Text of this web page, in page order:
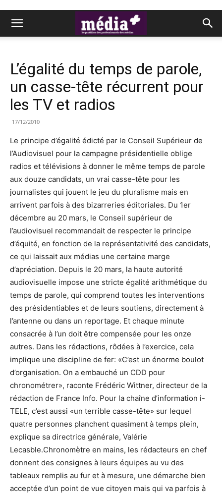
L’égalité du temps de parole,
un casse-tête récurrent pour
les TV et radios
17/12/2010
Le principe d’égalité édicté par le Conseil Supérieur de
l’Audiovisuel pour la campagne présidentielle oblige
radios et télévisions à donner le même temps de parole
aux douze candidats, un vrai casse-tête pour les
journalistes qui jouent le jeu du pluralisme mais en
arrivent parfois à des bizarreries éditoriales. Du 1er
décembre au 20 mars, le Conseil supérieur de
l’audiovisuel recommandait de respecter le principe
d’équité, en fonction de la représentativité des candidats,
ce qui laissait aux médias une certaine marge
d’apréciation. Depuis le 20 mars, la haute autorité
audiovisuelle impose une stricte égalité arithmétique du
temps de parole, qui comprend toutes les interventions
des présidentiables et de leurs soutiens, directement à
l’antenne ou dans un reportage. Et chaque minute
consacrée à l’un doit être compensée pour les onze
autres. Dans les rédactions, rôdées à l’exercice, cela
implique une discipline de fer: «C’est un énorme boulot
d’organisation. On a embauché un CDD pour
chronométrer», raconte Frédéric Wittner, directeur de la
rédaction de France Info. Pour la chaîne d’information i-
TELE, c’est aussi «un terrible casse-tête» sur lequel
quatre personnes planchent quasiment à temps plein,
explique sa directrice générale, Valérie
Lecasble.Chronomètre en mains, les rédacteurs en chef
donnent des consignes à leurs équipes au vu des
tableaux remplis au fur et à mesure, une démarche bien
acceptée d’un point de vue citoyen mais qui va parfois à